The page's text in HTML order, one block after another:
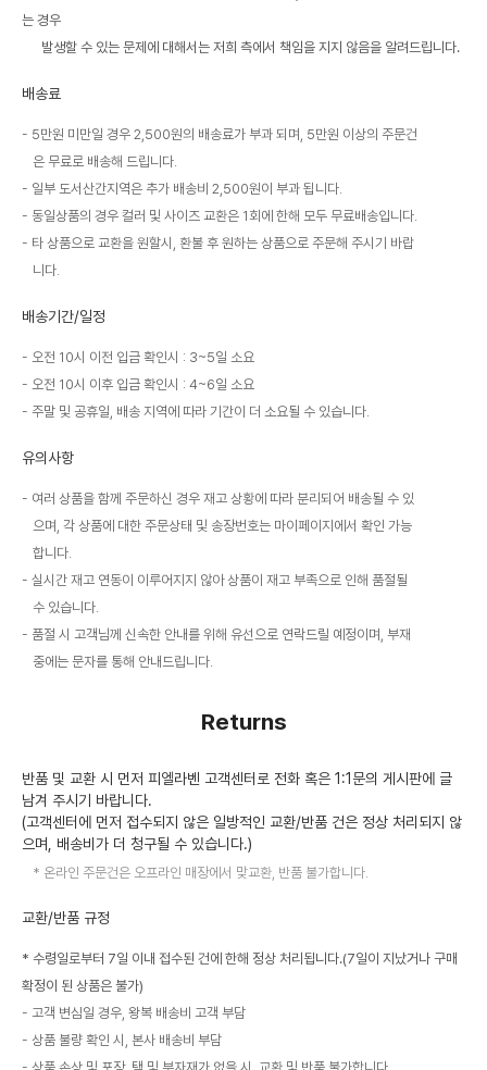
는 경우
발생할 수 있는 문제에 대해서는 저희 측에서 책임을 지지 않음을 알려드립니다.
배송료
5만원 미만일 경우 2,500원의 배송료가 부과 되며, 5만원 이상의 주문건
은 무료로 배송해 드립니다.
일부 도서산간지역은 추가 배송비 2,500원이 부과 됩니다.
동일상품의 경우 컬러 및 사이즈 교환은 1회에 한해 모두 무료배송입니다.
타 상품으로 교환을 원할시, 환불 후 원하는 상품으로 주문해 주시기 바랍
니다.
배송기간/일정
오전 10시 이전 입금 확인시 : 3~5일 소요
오전 10시 이후 입금 확인시 : 4~6일 소요
주말 및 공휴일, 배송 지역에 따라 기간이 더 소요될 수 있습니다.
유의사항
여러 상품을 함께 주문하신 경우 재고 상황에 따라 분리되어 배송될 수 있
으며, 각 상품에 대한 주문상태 및 송장번호는 마이페이지에서 확인 가능
합니다.
실시간 재고 연동이 이루어지지 않아 상품이 재고 부족으로 인해 품절될
수 있습니다.
품절 시 고객님께 신속한 안내를 위해 유선으로 연락드릴 예정이며, 부재
중에는 문자를 통해 안내드립니다.
Returns
반품 및 교환 시 먼저 피엘라벤 고객센터로 전화 혹은 1:1문의 게시판에 글
남겨 주시기 바랍니다.
(고객센터에 먼저 접수되지 않은 일방적인 교환/반품 건은 정상 처리되지 않
으며, 배송비가 더 청구될 수 있습니다.)
온라인 주문건은 오프라인 매장에서 맞교환, 반품 불가합니다.
교환/반품 규정
* 수령일로부터 7일 이내 접수된 건에 한해 정상 처리됩니다.(7일이 지났거나 구매
확정이 된 상품은 불가)
고객 변심일 경우, 왕복 배송비 고객 부담
상품 불량 확인 시, 본사 배송비 부담